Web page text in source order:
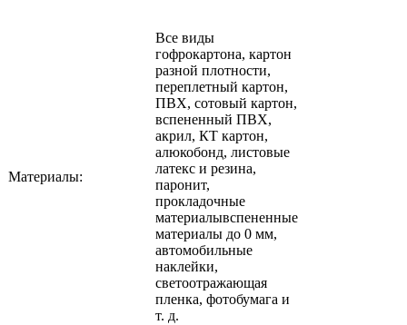
Материалы:
Все виды
гофрокартона, картон
разной плотности,
переплетный картон,
ПВХ, сотовый картон,
вспененный ПВХ,
акрил, КТ картон,
алюкобонд, листовые
латекс и резина,
паронит,
прокладочные
материалывспененные
материалы до 0 мм,
автомобильные
наклейки,
светоотражающая
пленка, фотобумага и
т. д.